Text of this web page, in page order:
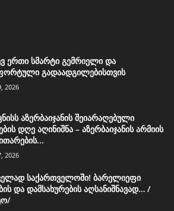
ერთი სმარტი გემრიელი და
გადაადგილებისთვის
2026
აზერბაიჯანის შეიარაღებული
დღე აღინიშნა – აზერბაიჯანის არმიის
2026
საქართველოში! ბარელიეფი
და დამსახურების აღსანიშნავად… /